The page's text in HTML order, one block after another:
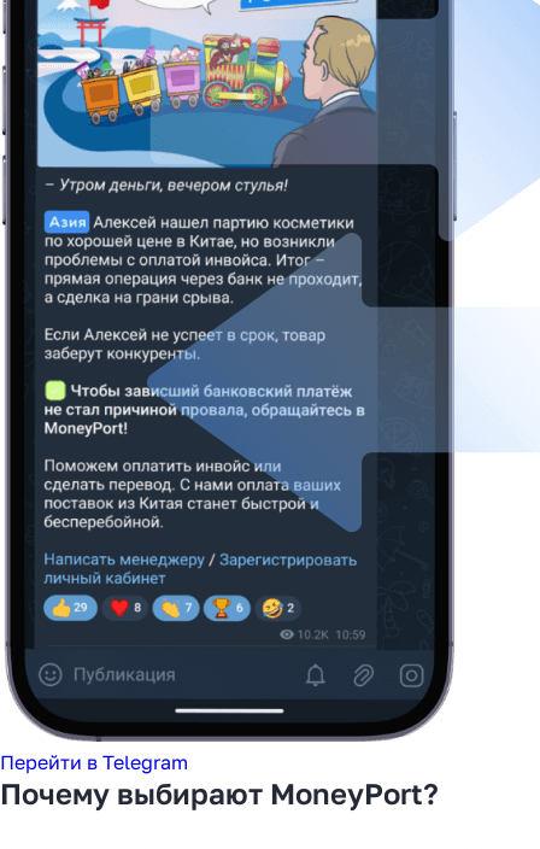
Перейти в Telegram
Почему выбирают MoneyPort?